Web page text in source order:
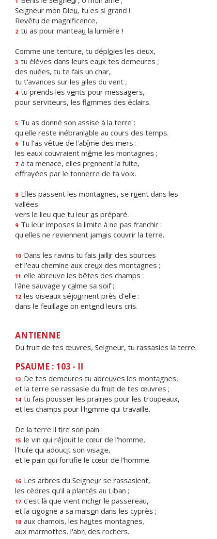
Seigneur mon Dieu, tu es si grand !
Revêtu de magnificence,
2 tu as pour manteau la lumière !
Comme une tenture, tu déploies les cieux,
3 tu élèves dans leurs eaux tes demeures ;
des nuées, tu te fais un char,
tu t'avances sur les ailes du vent ;
4 tu prends les vents pour messagers,
pour serviteurs, les flammes des éclairs.
5 Tu as donné son assise à la terre :
qu'elle reste inébranlable au cours des temps.
6 Tu l'as vêtue de l'abîme des mers :
les eaux couvraient même les montagnes ;
7 à ta menace, elles prennent la fuite,
effrayées par le tonnerre de ta voix.
8 Elles passent les montagnes, se ruent dans les
vallées
vers le lieu que tu leur as préparé.
9 Tu leur imposes la limite à ne pas franchir :
qu'elles ne reviennent jamais couvrir la terre.
10 Dans les ravins tu fais jaillir des sources
et l'eau chemine aux creux des montagnes ;
11 elle abreuve les bêtes des champs :
l'âne sauvage y calme sa soif ;
12 les oiseaux séjournent près d'elle :
dans le feuillage on entend leurs cris.
ANTIENNE
Du fruit de tes œuvres, Seigneur, tu rassasies la terre.
PSAUME : 103 - II
13 De tes demeures tu abreuves les montagnes,
et la terre se rassasie du fruit de tes œuvres ;
14 tu fais pousser les prairies pour les troupeaux,
et les champs pour l'homme qui travaille.
De la terre il tire son pain :
15 le vin qui réjouit le cœur de l'homme,
l'huile qui adoucit son visage,
et le pain qui fortife le cœur de l'homme.
16 Les arbres du Seigneur se rassasient,
les cèdres qu'il a plantés au Liban ;
17 c'est là que vient nicher le passereau,
et la cigogne a sa maison dans les cyprès ;
18 aux chamois, les hautes montagnes,
aux marmottes, l'abri des rochers.